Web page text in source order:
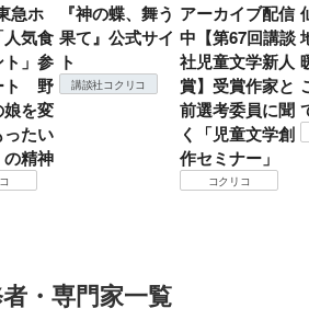
急ホ
気食
」参
ト 野
を変
ったい
精神
『神の蝶、舞う
果て』公式サイ
ト
講談社コクリコ
アーカイブ配信
中【第67回講談
社児童文学新人
賞】受賞作家と
前選考委員に聞
く「児童文学創
作セミナー」
コクリコ
・専門家一覧